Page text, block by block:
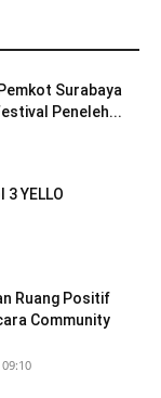
Surabaya
Peneleh...
YELLO
Ruang Positif
Community